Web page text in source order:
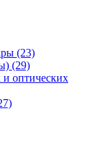
(23)
(29)
и оптических